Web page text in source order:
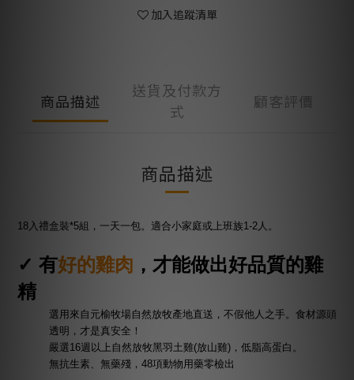
加入追蹤清單
商品描述
送貨及付款方
式
顧客評價
商品描述
18入禮盒裝*5組 ，一天一包。適合小家庭或上班族1-2人。
✓ 有好的雞肉 ，才能做出好品質的雞
精
選用來自元榆牧場自然放牧產地直送， 不假他人之手。食材源頭
透明，才是真安全！
嚴選16週以上自然放牧黑羽土雞(放山雞)，低脂高蛋白。
無抗生素、無藥殘，48項動物用藥零檢出